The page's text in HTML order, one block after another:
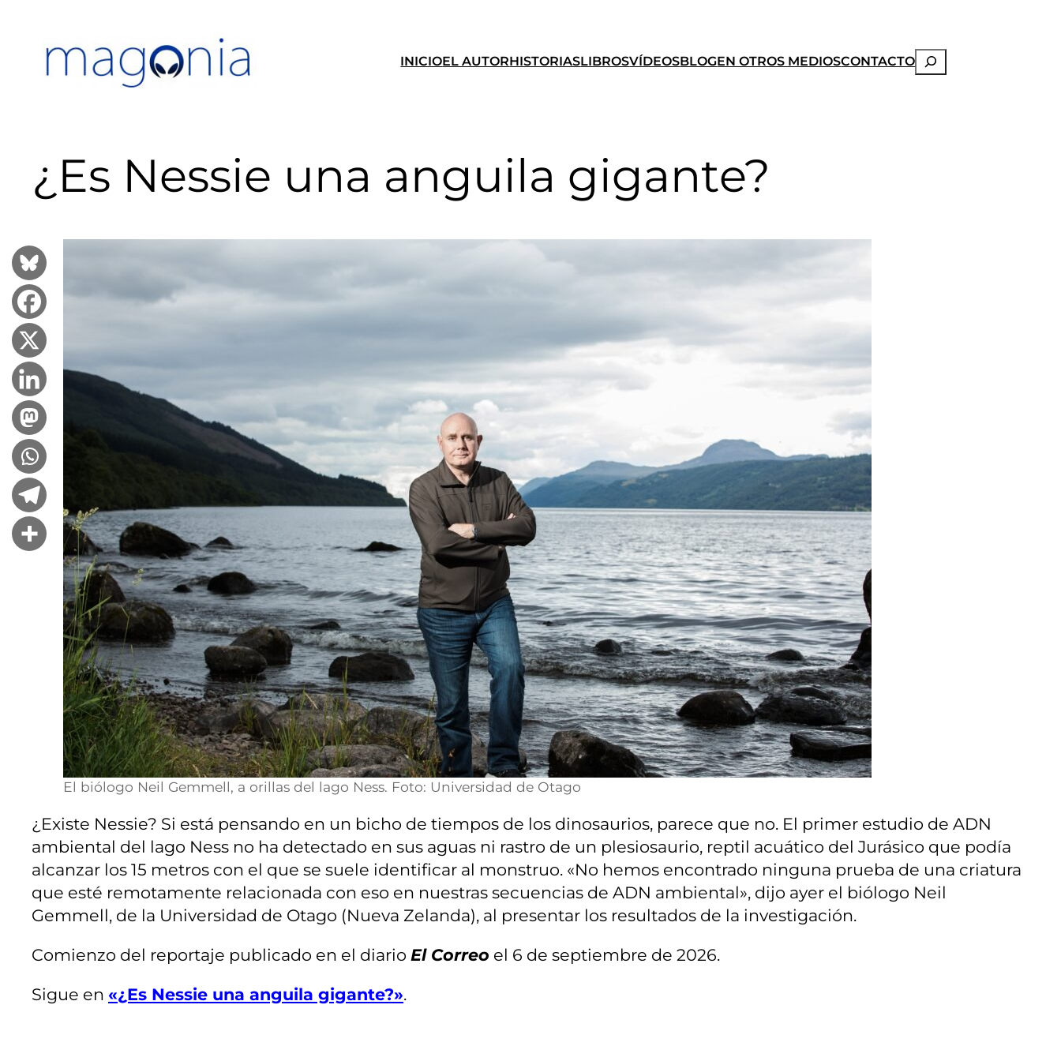
contenido
INICIOEL AUTORHISTORIASLIBROSVÍDEOSBLOGEN OTROS MEDIOSCONTACTOBuscar
¿Es Nessie una anguila gigante?
El biólogo Neil Gemmell, a orillas del lago Ness. Foto: Universidad de Otago
¿Existe Nessie? Si está pensando en un bicho de tiempos de los dinosaurios, parece que no. El primer estudio de ADN
ambiental del lago Ness no ha detectado en sus aguas ni rastro de un plesiosaurio, reptil acuático del Jurásico que podía
alcanzar los 15 metros con el que se suele identificar al monstruo. «No hemos encontrado ninguna prueba de una criatura
que esté remotamente relacionada con eso en nuestras secuencias de ADN ambiental», dijo ayer el biólogo Neil
Gemmell, de la Universidad de Otago (Nueva Zelanda), al presentar los resultados de la investigación.
Comienzo del reportaje publicado en el diario El Correo el 6 de septiembre de 2026.
Sigue en «¿Es Nessie una anguila gigante?».